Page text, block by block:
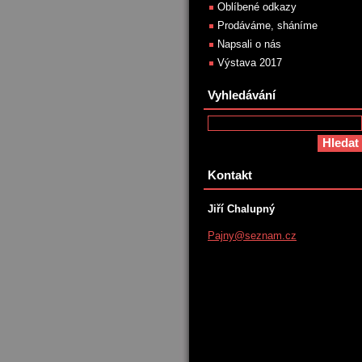
Oblíbené odkazy
Prodáváme, sháníme
Napsali o nás
Výstava 2017
Vyhledávání
Kontakt
Jiří Chalupný
Pajny@seznam.cz